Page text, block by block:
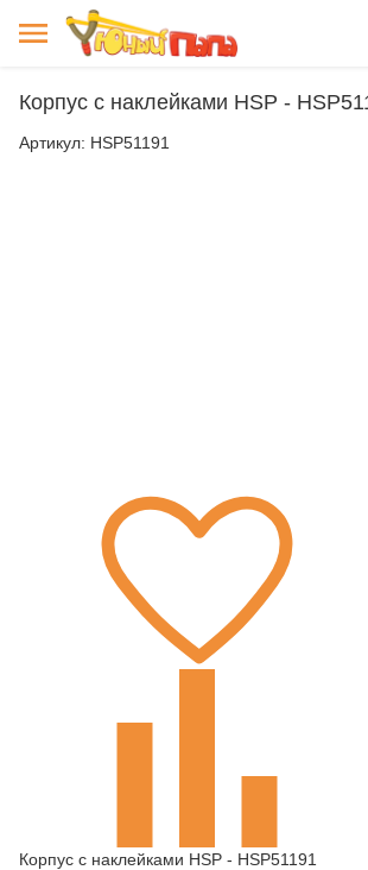
Корпус с наклейками HSP -
Артикул: HSP51191
Корпус с наклейками HSP - HSP51191